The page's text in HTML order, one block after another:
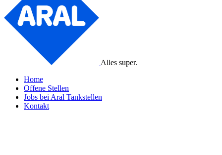
Alles super.
Home
Offene Stellen
Jobs bei Aral Tankstellen
Kontakt